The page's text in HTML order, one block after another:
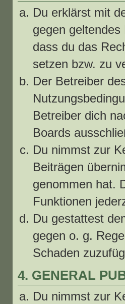
Du erklärst mit
gegen
dass du das
setzen bzw. zu
Der Betreiber
Betreiber dich
Boards
Du nimmst zur
Beiträgen
genommen hat.
Funktionen
Du gestattest
gegen o. g.
Schaden
4. GENERAL
Du nimmst zur